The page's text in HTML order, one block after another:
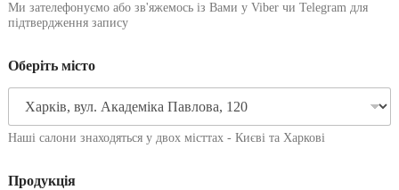
Ми зателефонуємо або зв'яжемось із Вами у Viber чи Telegram для
підтвердження запису
Оберіть місто
Наші салони знаходяться у двох місттах - Києві та Харкові
Продукція